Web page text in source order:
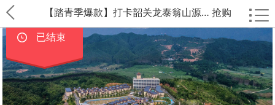
【踏青季爆款】打卡韶关龙泰翁山源… 抢购
已结束